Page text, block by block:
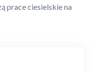
prace ciesielskie na